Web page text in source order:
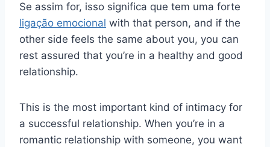
Se assim for, isso significa que tem uma forte
ligação emocional with that person, and if the
other side feels the same about you, you can
rest assured that you’re in a healthy and good
relationship.
This is the most important kind of intimacy for
a successful relationship. When you’re in a
romantic relationship with someone, you want